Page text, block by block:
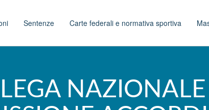
Sentenze Carte federali e normativa sportiva